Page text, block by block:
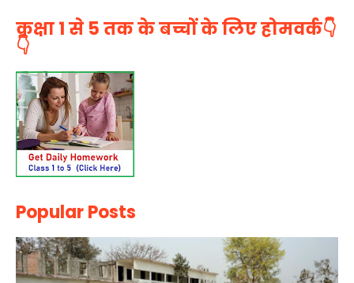
कक्षा 1 से 5 तक के बच्चों के लिए होमवर्क👇
👇
Popular Posts